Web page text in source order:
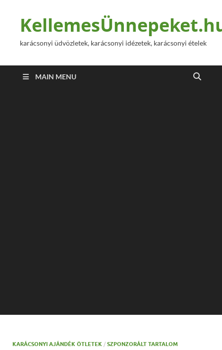
karácsonyi üdvözletek, karácsonyi idézetek, karácsonyi ételek
MAIN MENU
KARÁCSONYI AJÁNDÉK ÖTLETEK / SZPONZORÁLT TARTALOM